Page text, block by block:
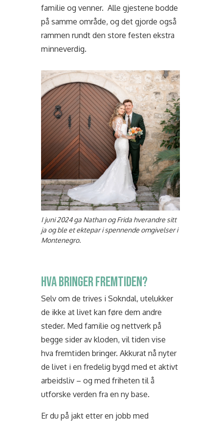
familie og venner. Alle gjestene bodde
på samme område, og det gjorde også
rammen rundt den store festen ekstra
minneverdig.
I juni 2024 ga Nathan og Frida hverandre sitt
ja og ble et ektepar i spennende omgivelser i
Montenegro.
HVA BRINGER FREMTIDEN?
Selv om de trives i Sokndal, utelukker
de ikke at livet kan føre dem andre
steder. Med familie og nettverk på
begge sider av kloden, vil tiden vise
hva fremtiden bringer. Akkurat nå nyter
de livet i en fredelig bygd med et aktivt
arbeidsliv – og med friheten til å
utforske verden fra en ny base.
Er du på jakt etter en jobb med